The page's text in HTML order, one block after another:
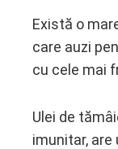
Există o
care auzi
cu cele mai
Ulei de
imunitar,